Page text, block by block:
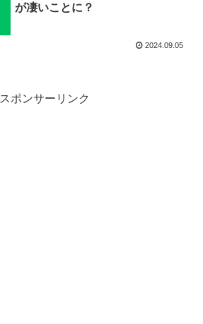
が凄いことに？
2024.09.05
スポンサーリンク